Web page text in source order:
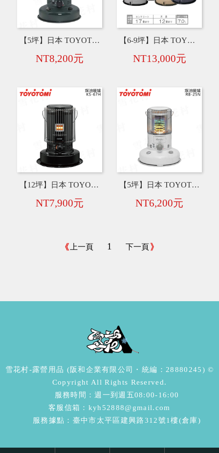
【5坪】日本 TOYOTOMI RL-2524 七彩煤油暖爐【綠色】 2024年冬季款
NT8,200元
【6-9坪】日本 TOYOTOMI KR-47A 煤油暖爐 二次燃燒對流型【限量】
NT13,000元
【12坪】日本 TOYOTOMI KS-67H(NB) 煤油暖爐 限量黑】
NT7,900元
【5坪】日本 TOYOTOMI RB-25N 七彩煤油暖爐【白色】2023年冬季款
NT6,200元
上一頁 1 下一頁
雪花村-露營用品 (阪和企業有限公司・統編：28880245) ©
Copyright All Rights Reserved.
服務時間：週一到週五08:00-16:00
客服信箱：kyh52888@gmail.com
服務據點：臺中市太平區建興路312號1樓(倉庫)